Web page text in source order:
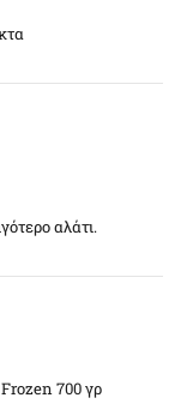
αλάτι.
700 γρ